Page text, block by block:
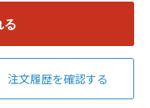
注文履歴を確認する